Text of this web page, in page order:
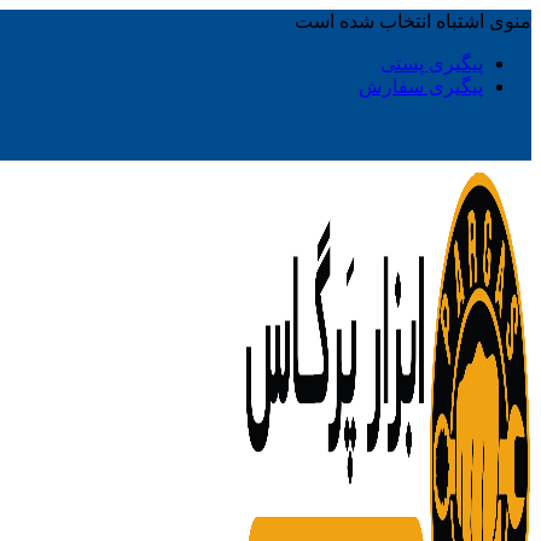
منوی اشتباه انتخاب شده است
پیگیری پستی
پیگیری سفارش